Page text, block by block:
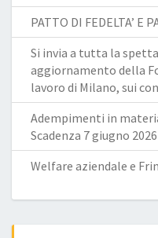
PATTO DI FEDELTA’ E
Si invia a tutta la
aggiornamento della
lavoro di Milano, sui
Adempimenti in
Scadenza 7 giugno 2026
Welfare aziendale e